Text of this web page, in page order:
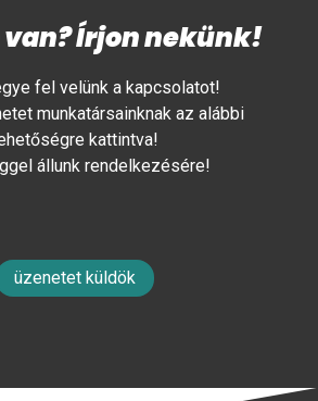
van? Írjon nekünk!
fel velünk a kapcsolatot!
munkatársainknak az alábbi
kattintva!
állunk rendelkezésére!
üzenetet küldök